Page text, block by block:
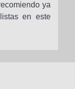
ya
en este